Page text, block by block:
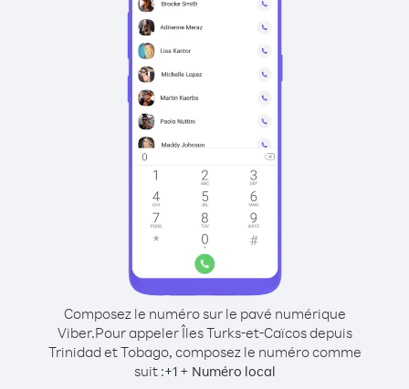
Composez le numéro sur le pavé numérique
Viber.Pour appeler Îles Turks-et-Caïcos depuis
Trinidad et Tobago, composez le numéro comme
suit :+1+ Numéro local